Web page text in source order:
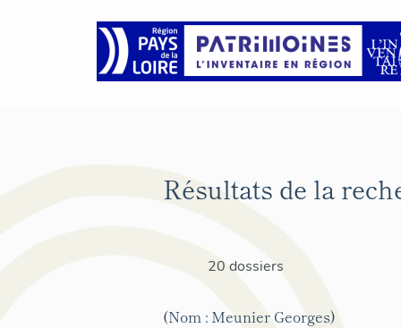
Résultats de la
20 dossiers
(Nom : Meunier Georges)